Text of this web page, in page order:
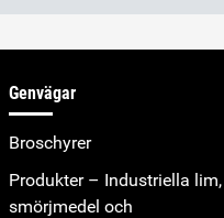
Genvägar
Broschyrer
Produkter – Industriella lim,
smörjmedel och